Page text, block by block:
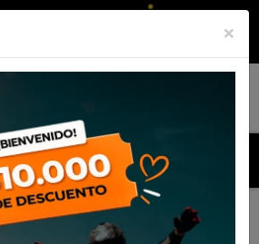
Defensa SW Motech Yamaha FZ6 (2004-
×